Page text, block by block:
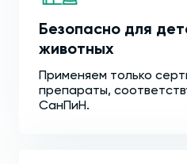
Безопасно для
животных
Применяем только
препараты,
СанПиН.